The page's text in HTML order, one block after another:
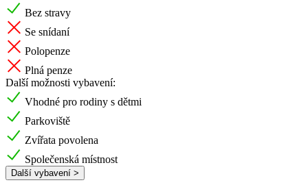
Bez stravy
Se snídaní
Polopenze
Plná penze
Další možnosti vybavení:
Vhodné pro rodiny s dětmi
Parkoviště
Zvířata povolena
Společenská místnost
Další vybavení >